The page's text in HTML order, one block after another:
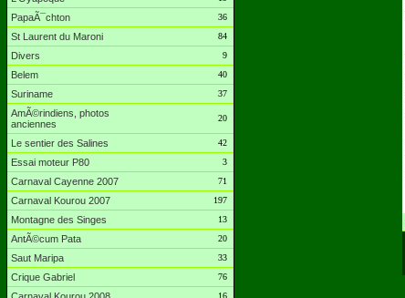
PapaÃ¯chton 36
St Laurent du Maroni 84
Divers 9
Belem 40
Suriname 37
AmÃ©rindiens, photos
anciennes
20
Le sentier des Salines 42
Essai moteur P80 3
Carnaval Cayenne 2007 71
Carnaval Kourou 2007 197
Montagne des Singes 13
AntÃ©cum Pata 20
Saut Maripa 33
Crique Gabriel 76
16